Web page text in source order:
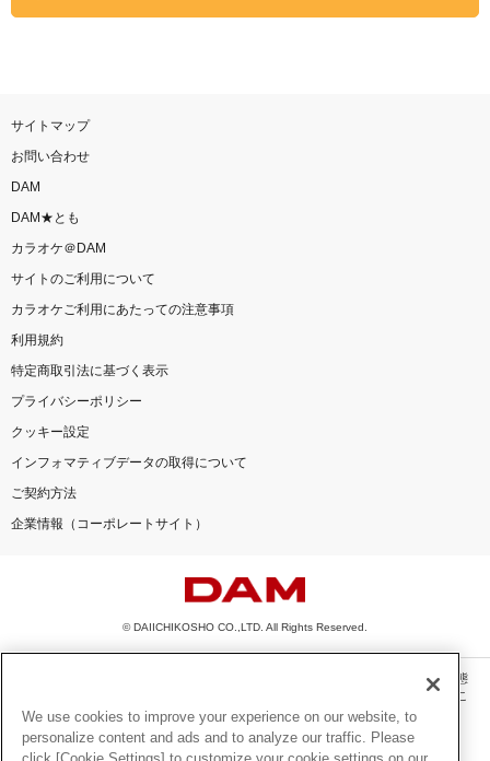
サイトマップ
お問い合わせ
DAM
DAM★とも
カラオケ＠DAM
サイトのご利用について
カラオケご利用にあたっての注意事項
利用規約
特定商取引法に基づく表示
プライバシーポリシー
クッキー設定
インフォマティブデータの取得について
ご契約方法
企業情報（コーポレートサイト）
© DAIICHIKOSHO CO.,LTD. All Rights Reserved.
このサイトに掲載されている一切の文章・画像・写真・動画・音声等を、手段や形態
を問わず、著作権法の定める範囲を超えて無断で複製、転載、ファイル化などするこ
とを禁じます。
楽曲及びコンテンツは、機種によりご利用いただけない場合があります。
We use cookies to improve your experience on our website, to
personalize content and ads and to analyze our traffic. Please